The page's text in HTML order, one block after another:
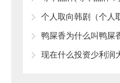
辱华事件)
个人取向韩剧（个人
线观看）
鸭屎香为什么叫鸭屎
作用
现在什么投资少利润